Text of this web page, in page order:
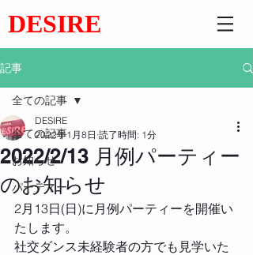
DESIRE
記事
全ての記事
お知らせ
パーティー
全ての記事
2022/2/13 月例パーティー
のお知らせ
DESIRE
2022年1月8日 読了時間: 1分
2月13日(日)に月例パーティーを開催い
たします。
社交ダンス未経験者の方でも見学いた